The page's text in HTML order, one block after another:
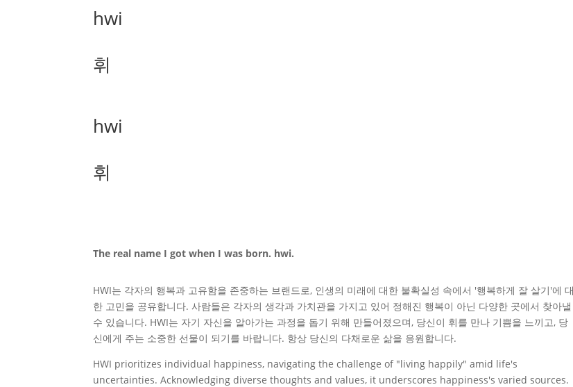
hwi
휘
hwi
휘
The real name I got when I was born. hwi.
HWI는 각자의 행복과 고유함을 존중하는 브랜드로, 인생의 미래에 대한 불확실성 속에서 '행복하게 잘 살기'에 대
한 고민을 공유합니다. 사람들은 각자의 생각과 가치관을 가지고 있어 정해진 행복이 아닌 다양한 곳에서 찾아낼
수 있습니다. HWI는 자기 자신을 알아가는 과정을 돕기 위해 만들어졌으며, 당신이 휘를 만나 기쁨을 느끼고, 당
신에게 주는 소중한 선물이 되기를 바랍니다. 항상 당신의 다채로운 삶을 응원합니다.
HWI prioritizes individual happiness, navigating the challenge of "living happily" amid life's
uncertainties. Acknowledging diverse thoughts and values, it underscores happiness's varied sources.